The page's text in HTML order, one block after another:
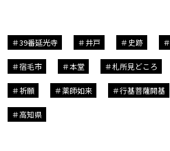
39番延光寺 井戸 史跡
宿毛市 本堂 札所見どころ
祈願 薬師如来 行基菩薩開基
高知県